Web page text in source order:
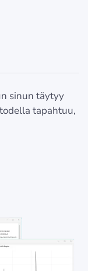
sinun täytyy
tapahtuu,